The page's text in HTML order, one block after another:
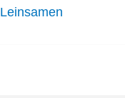
Leinsamen